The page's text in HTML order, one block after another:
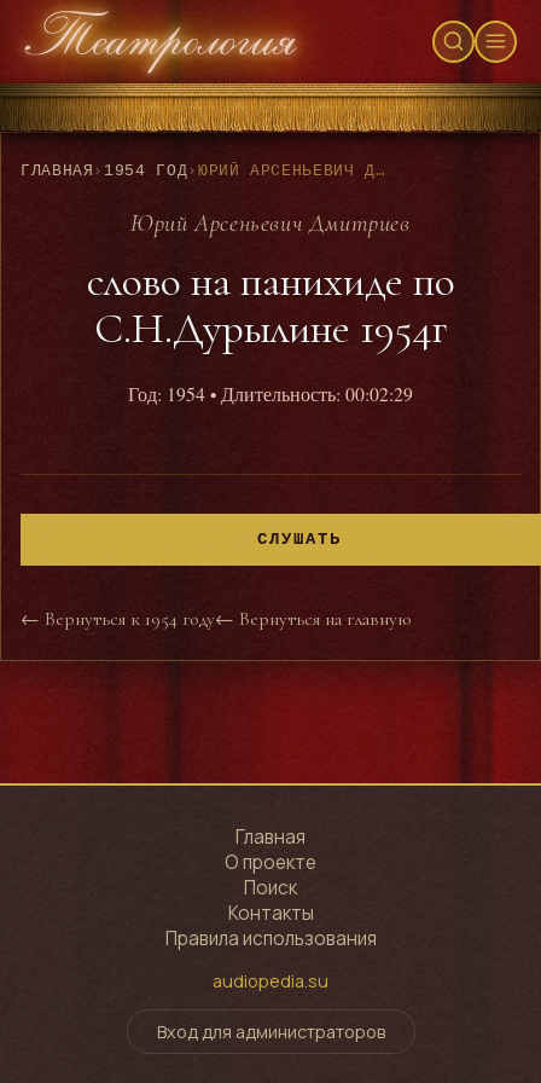
ГЛАВНАЯ › 1954 ГОД› ЮРИЙ АРСЕНЬЕВИЧ ДМИТРИЕВ - СЛОВО НА ПАНИХИДЕ ПО С.Н.ДУРЫЛИНЕ 1954Г
Юрий Арсеньевич Дмитриев
слово на панихиде по
С.Н.Дурылине 1954г
Год: 1954• Длительность: 00:02:29
СЛУШАТЬ
← Вернуться к 1954 году← Вернуться на главную
Главная
О проекте
Поиск
Контакты
Правила использования
audiopedia.su
Вход для администраторов